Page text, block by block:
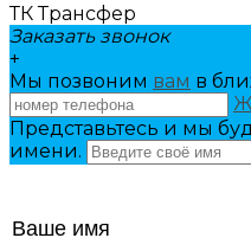
ТК Трансфер
Заказать звонок
+
Мы позвоним вам в
Представьтесь и мы
имени.